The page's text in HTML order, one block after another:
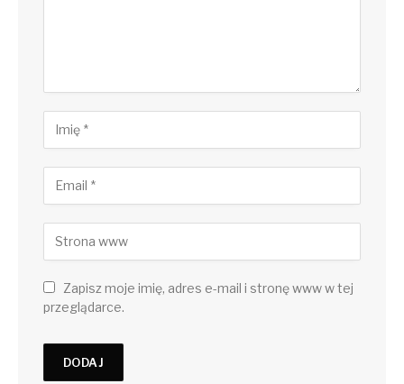
Zapisz moje imię, adres e-mail i stronę www w tej
przeglądarce.